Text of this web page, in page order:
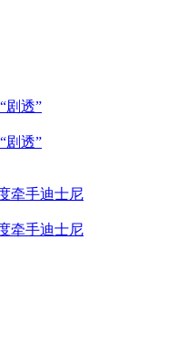
剧透”
剧透”
牵手迪士尼
牵手迪士尼